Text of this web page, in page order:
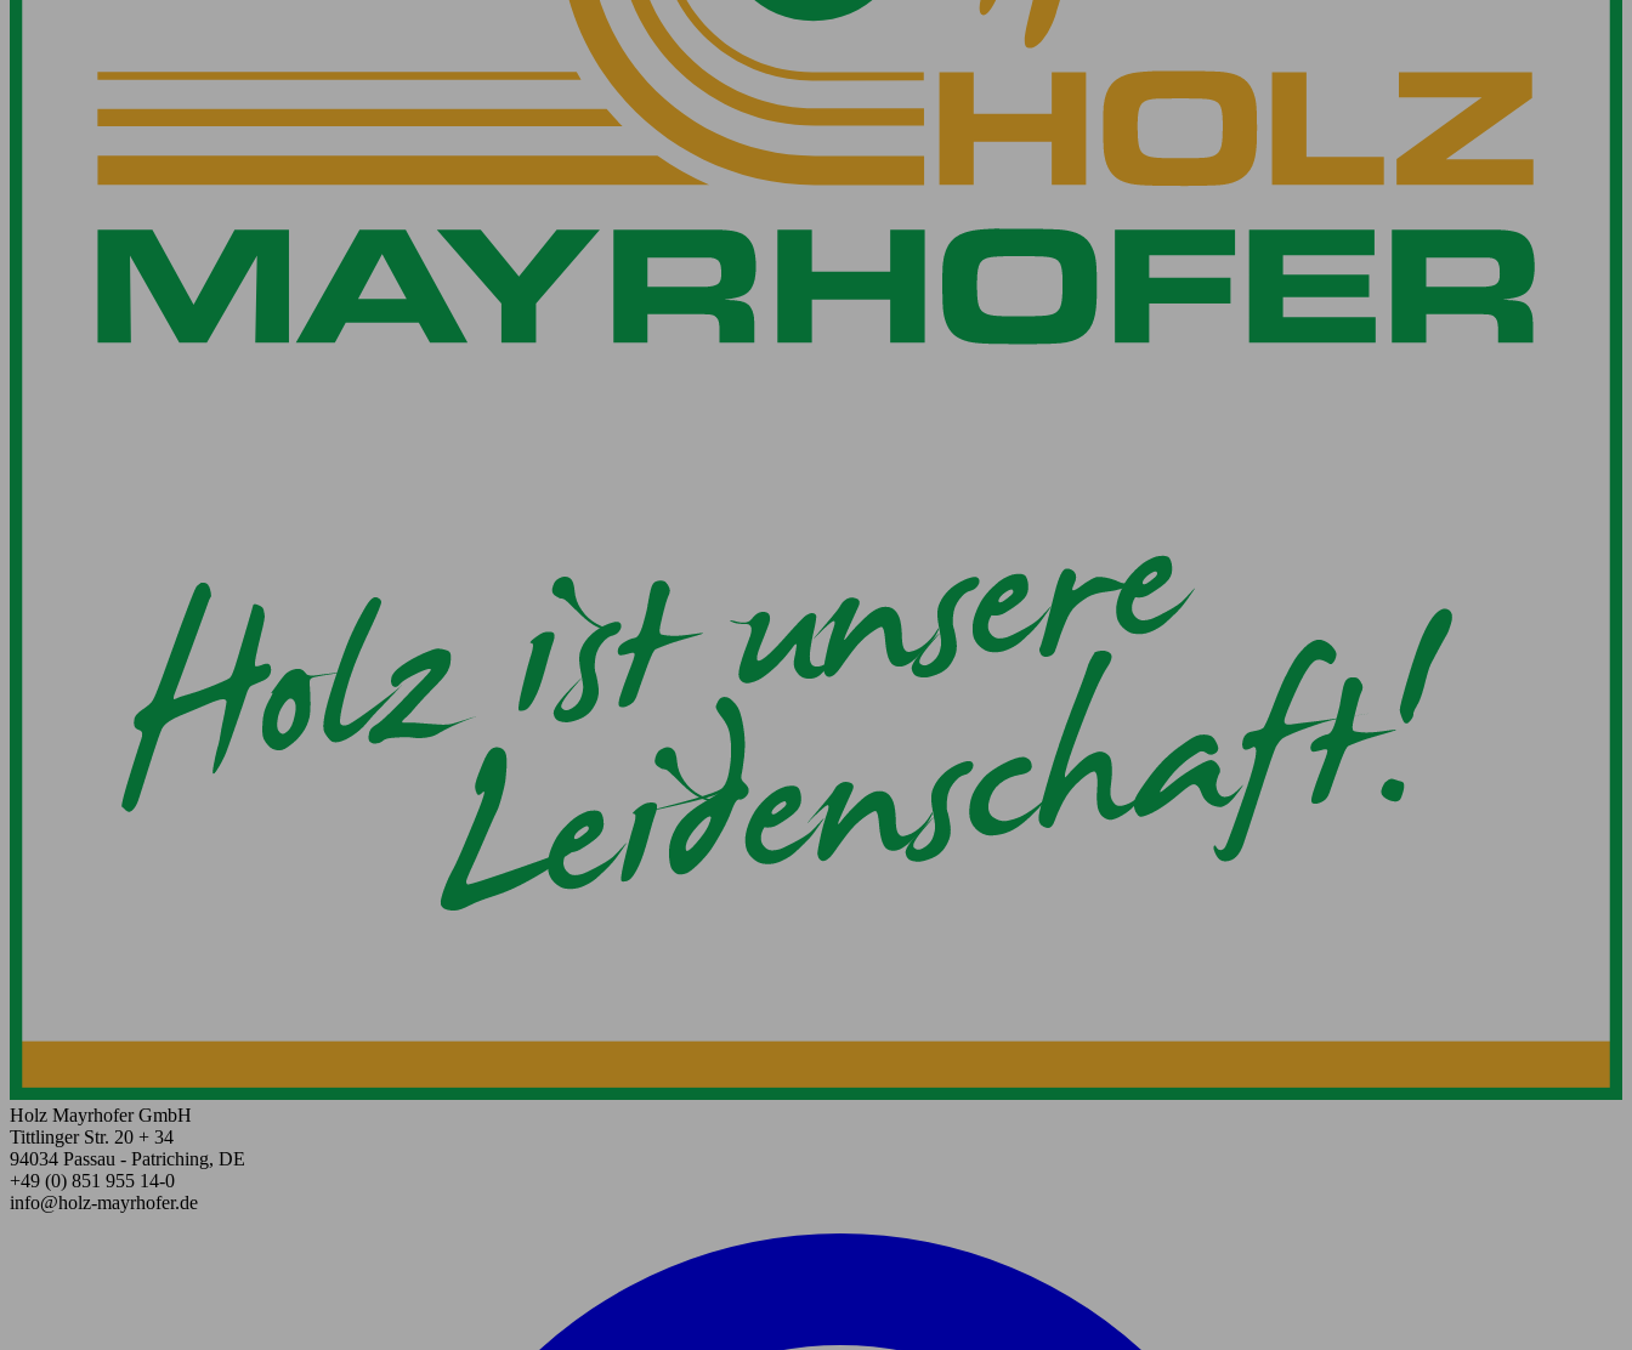
Holz Mayrhofer GmbH
Tittlinger Str. 20 + 34
94034 Passau - Patriching, DE
+49 (0) 851 955 14-0
info@holz-mayrhofer.de